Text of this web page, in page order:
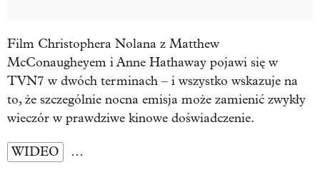
Film Christophera Nolana z Matthew
McConaugheyem i Anne Hathaway pojawi się w
TVN7 w dwóch terminach – i wszystko wskazuje na
to, że szczególnie nocna emisja może zamienić zwykły
wieczór w prawdziwe kinowe doświadczenie.
WIDEO …